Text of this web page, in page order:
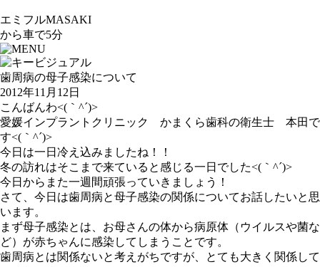
エミフルMASAKI
から車で5分
歯周病の母子感染について
2012年11月12日
こんばんわ<(｀^´)>
愛媛インプラントクリニック かまくら歯科の衛生士 本田で
す<(｀^´)>
今日は一日冷え込みましたね！！
冬の訪れはそこまで来ていると感じる一日でした<(｀^´)>
今日からまた一週間頑張っていきましょう！
さて、今日は歯周病と母子感染の関係についてお話したいと思
います。
まず母子感染とは、お母さんの体から病原体（ウイルスや菌な
ど）が赤ちゃんに感染してしまうことです。
歯周病とは関係ないと考えがちですが、とても大きく関係して